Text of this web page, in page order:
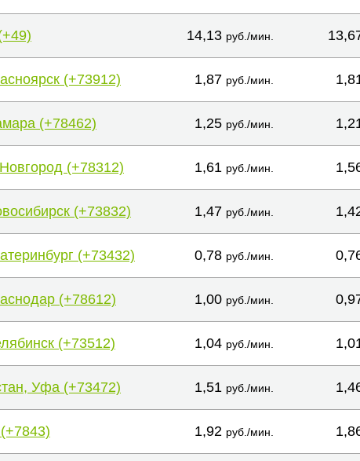
14,13 руб./мин.
(+73912) 1,87 руб./мин.
(+78462) 1,25 руб./мин.
(+78312) 1,61 руб./мин.
(+73832) 1,47 руб./мин.
(+73432) 0,78 руб./мин.
(+78612) 1,00 руб./мин.
(+73512) 1,04 руб./мин.
Уфа (+73472) 1,51 руб./мин.
1,92 руб./мин.